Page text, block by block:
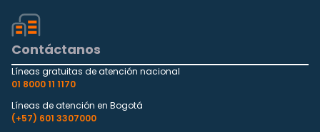
Contáctanos
Líneas gratuitas de atención nacional
01 8000 11 1170
Líneas de atención en Bogotá
(+57) 601 3307000